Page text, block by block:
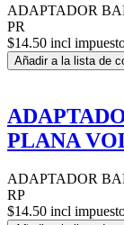
ADAPTADOR
PR
$14.50 incl
Añadir a la lista de
PLANA
ADAPTADOR
RP
$14.50 incl